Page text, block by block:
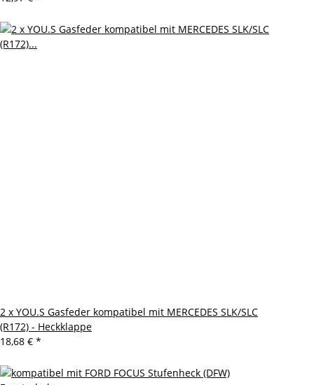
2 x YOU.S Gasfeder kompatibel mit MERCEDES SLK/SLC
(R172) - Heckklappe
18,68 € *